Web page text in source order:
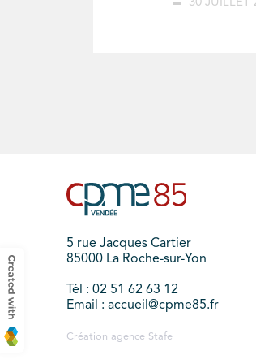
30 JUILLET
5 rue Jacques Cartier
85000 La Roche-sur-Yon
Tél : 02 51 62 63 12
Email : accueil@cpme85.fr
Création agence Stafe